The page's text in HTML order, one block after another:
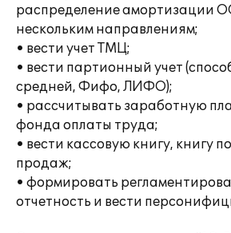
распределение амортизации
нескольким направлениям;
• вести учет ТМЦ;
• вести партионный учет
средней, Фифо, ЛИФО);
• рассчитывать заработную
фонда оплаты труда;
• вести кассовую книгу, книгу
продаж;
• формировать
отчетность и вести